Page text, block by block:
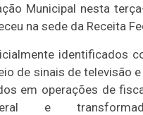
Municipal nesta
na sede da Receita
identificados
de sinais de televisão
em operações de
e